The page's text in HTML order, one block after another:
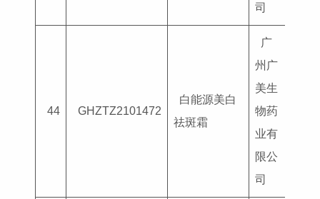
司
44 GHZTZ2101472
白能源美白
祛斑霜
广
州广
美生
物药
业有
限公
司